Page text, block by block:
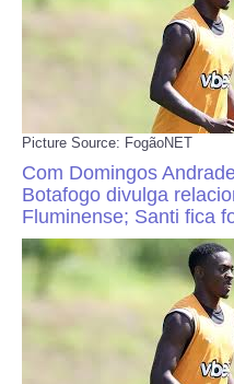
Picture Source: FogãoNET
Com Domingos
Botafogo divulga
Fluminense; Santi fica